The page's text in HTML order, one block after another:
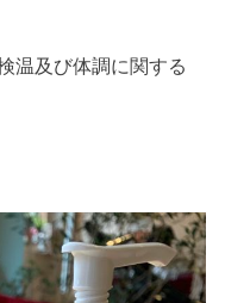
温及び体調に関する